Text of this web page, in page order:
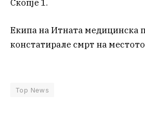
Скопје 1.
Екипа на Итната медицинска
констатирале смрт на
Top News